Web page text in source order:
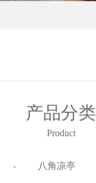
产品分类
Product
- 八角凉亭